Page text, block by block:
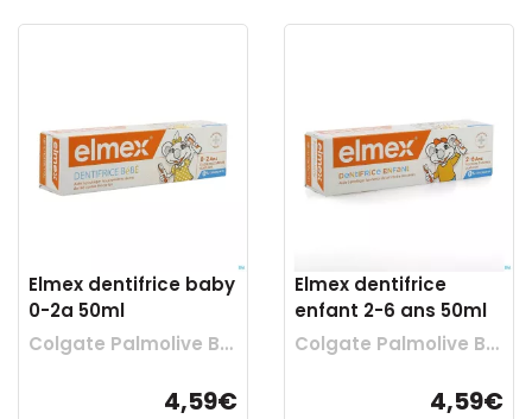
Elmex dentifrice baby
0-2a 50ml
Colgate Palmolive Belgium
4,59€
Elmex dentifrice
enfant 2-6 ans 50ml
Colgate Palmolive Belgium
4,59€